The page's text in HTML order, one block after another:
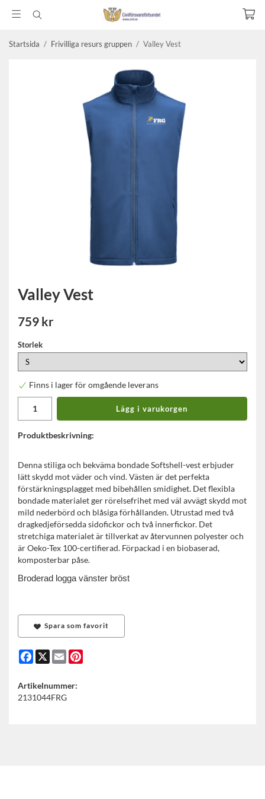
Startsida / Frivilliga resurs gruppen / Valley Vest
Valley Vest
759 kr
Storlek
Finns i lager för omgående leverans
Lägg i varukorgen
Produktbeskrivning:
Denna stiliga och bekväma bondade Softshell-vest erbjuder
lätt skydd mot väder och vind. Västen är det perfekta
förstärkningsplagget med bibehållen smidighet. Det flexibla
bondade materialet ger rörelsefrihet med väl avvägt skydd mot
mild nederbörd och blåsiga förhållanden. Utrustad med två
dragkedjeförsedda sidofickor och två innerfickor. Det
stretchiga materialet är tillverkat av återvunnen polyester och
är Oeko-Tex 100-certifierad. Förpackad i en biobaserad,
komposterbar påse.
Broderad logga vänster bröst
Spara som favorit
Facebook
X Email
Artikelnummer:
2131044FRG